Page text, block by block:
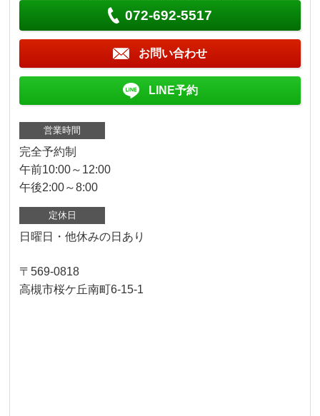
072-692-5517
お問い合わせ
LINE予約
営業時間
完全予約制
午前10:00～12:00
午後2:00～8:00
定休日
日曜日・他休みの日あり
〒569-0818
高槻市桜ケ丘南町6-15-1